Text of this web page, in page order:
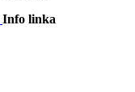
Info linka